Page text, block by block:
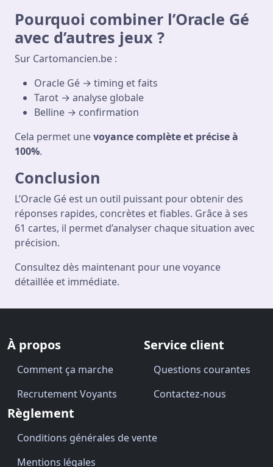
Pourquoi combiner l’Oracle Gé
avec d’autres jeux ?
Sur Cartomancien.be :
Oracle Gé → timing et faits
Tarot → analyse globale
Belline → confirmation
Cela permet unevoyance complète et précise à
100%.
Conclusion
L’Oracle Gé est un outil puissant pour obtenir des
réponses rapides, concrètes et fiables. Grâce à ses
61 cartes, il permet d’analyser chaque situation avec
précision.
Consultez dès maintenant pour une voyance
détaillée et immédiate.
À propos
Comment ça marche
Recrutement Voyants
Service client
Questions courantes
Contactez-nous
Règlement
Conditions générales de vente
Mentions légales